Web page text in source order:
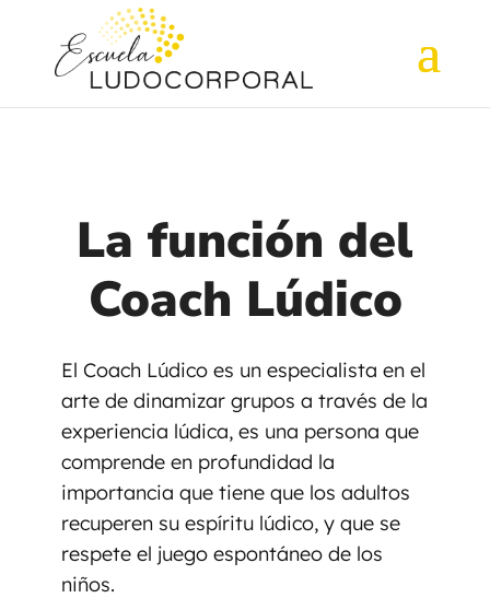
La función del
Coach Lúdico
El Coach Lúdico es un especialista en el
arte de dinamizar grupos a través de la
experiencia lúdica, es una persona que
comprende en profundidad la
importancia que tiene que los adultos
recuperen su espíritu lúdico, y que se
respete el juego espontáneo de los
niños.